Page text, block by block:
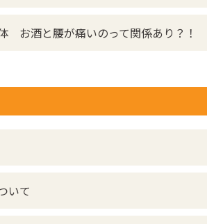
お酒と腰が痛いのって関係あり？！
いて